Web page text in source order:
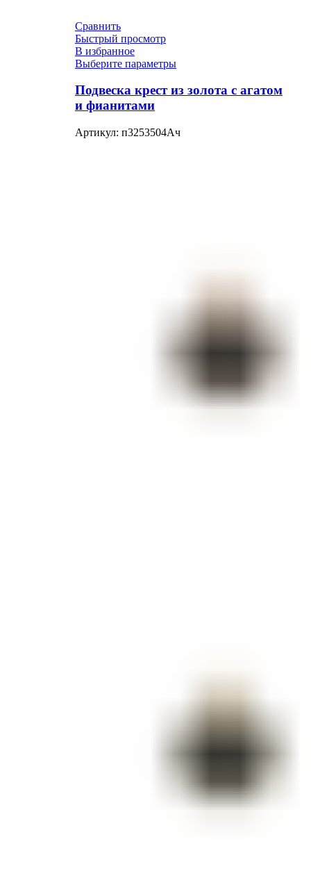
Сравнить
Быстрый просмотр
В избранное
Выберите параметры
Подвеска крест из золота с агатом
и фианитами
Артикул: п3253504Ач